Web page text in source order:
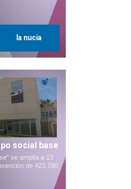
la nucia
social base
se amplía a 13
de 423.780